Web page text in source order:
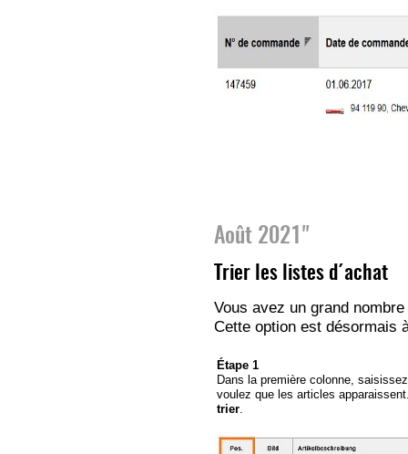
Août 2021"
Trier les listes d´achat
Vous avez un grand
Cette option est désormais
Étape 1
Dans la première colonne,
voulez que les articles
trier.